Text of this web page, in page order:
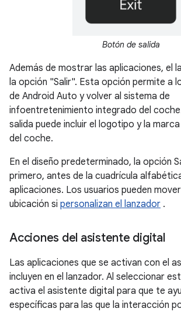
Botón de salida
Además de mostrar las aplicaciones, el
la opción "Salir". Esta opción permite a
de Android Auto y volver al sistema de
infoentretenimiento integrado del
salida puede incluir el logotipo y la
del coche.
En el diseño predeterminado, la opción
primero, antes de la cuadrícula
aplicaciones. Los usuarios pueden
ubicación si personalizan el lanzador .
Acciones del asistente digital
Las aplicaciones que se activan con el
incluyen en el lanzador. Al seleccionar
activa el asistente digital para que te
específicas para las que la interacción